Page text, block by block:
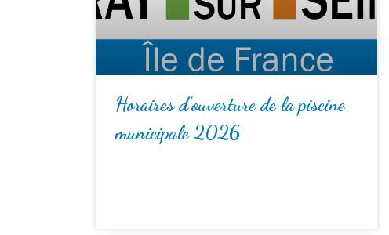
Horaires d’ouverture de la piscine
municipale 2026